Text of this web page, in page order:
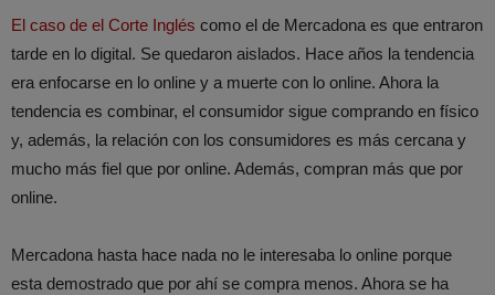
El caso de el Corte Inglés como el de Mercadona es que entraron
tarde en lo digital. Se quedaron aislados. Hace años la tendencia
era enfocarse en lo online y a muerte con lo online. Ahora la
tendencia es combinar, el consumidor sigue comprando en físico
y, además, la relación con los consumidores es más cercana y
mucho más fiel que por online. Además, compran más que por
online.
Mercadona hasta hace nada no le interesaba lo online porque
esta demostrado que por ahí se compra menos. Ahora se ha